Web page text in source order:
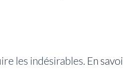
les indésirables. En